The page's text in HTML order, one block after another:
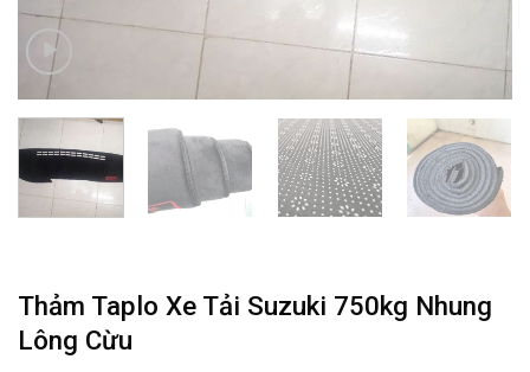
Thảm Taplo Xe Tải Suzuki 750kg Nhung
Lông Cừu